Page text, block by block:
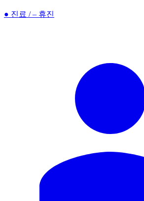
● 진료 / – 휴진